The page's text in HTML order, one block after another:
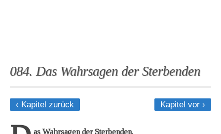
084. Das Wahrsagen der Sterbenden
‹ Kapitel zurück Kapitel vor ›
as Wahrsagen der Sterbenden.